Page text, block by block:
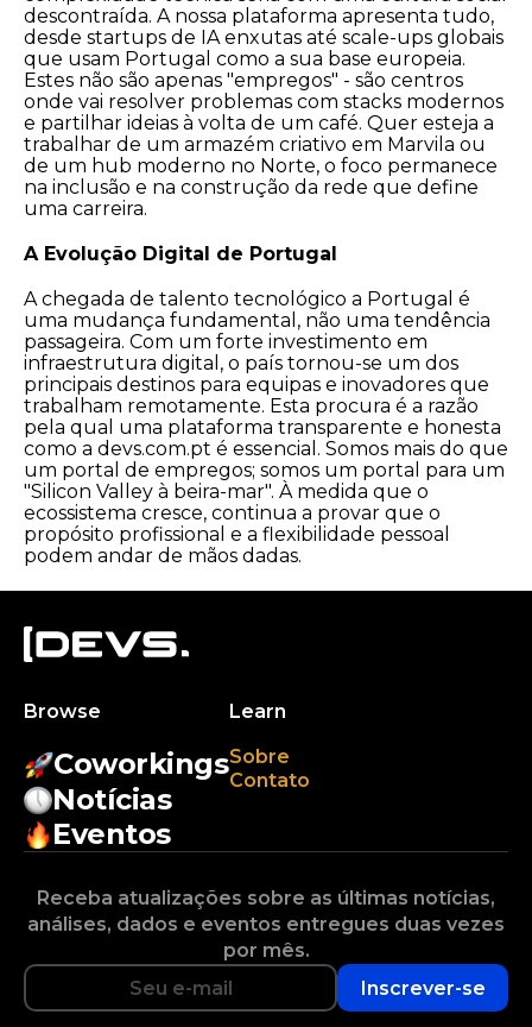
descontraída. A nossa plataforma apresenta tudo,
desde startups de IA enxutas até scale-ups globais
que usam Portugal como a sua base europeia.
Estes não são apenas "empregos" - são centros
onde vai resolver problemas com stacks modernos
e partilhar ideias à volta de um café. Quer esteja a
trabalhar de um armazém criativo em Marvila ou
de um hub moderno no Norte, o foco permanece
na inclusão e na construção da rede que define
uma carreira.
A Evolução Digital de Portugal
A chegada de talento tecnológico a Portugal é
uma mudança fundamental, não uma tendência
passageira. Com um forte investimento em
infraestrutura digital, o país tornou-se um dos
principais destinos para equipas e inovadores que
trabalham remotamente. Esta procura é a razão
pela qual uma plataforma transparente e honesta
como a devs.com.pt é essencial. Somos mais do que
um portal de empregos; somos um portal para um
"Silicon Valley à beira-mar". À medida que o
ecossistema cresce, continua a provar que o
propósito profissional e a flexibilidade pessoal
podem andar de mãos dadas.
Browse
Coworkings
Notícias
Eventos
Learn
Sobre
Contato
Receba atualizações sobre as últimas notícias,
análises, dados e eventos entregues duas vezes
por mês.
Inscrever-se